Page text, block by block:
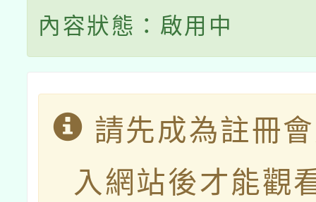
內容狀態：啟用中
請先成為註冊
入網站後才能觀